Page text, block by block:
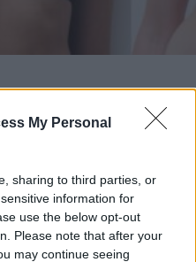
My Personal
sharing to third parties, or
information for
use the below opt-out
Please note that after your
may continue seeing
forti: guida
perfetto per
convivere anche quando
quello che c’è da sapere
forti.